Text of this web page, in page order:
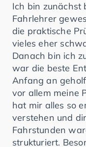
Ich bin zunächst
Fahrlehrer
die praktische
vieles eher
Danach bin ich
war die beste
Anfang an
vor allem meine
hat mir alles so
verstehen und
Fahrstunden
strukturiert.